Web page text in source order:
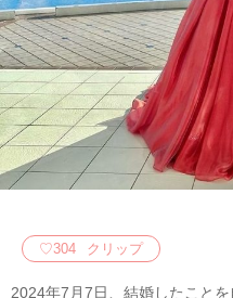
♡304 クリップ
2024年7月7日、結婚したこと